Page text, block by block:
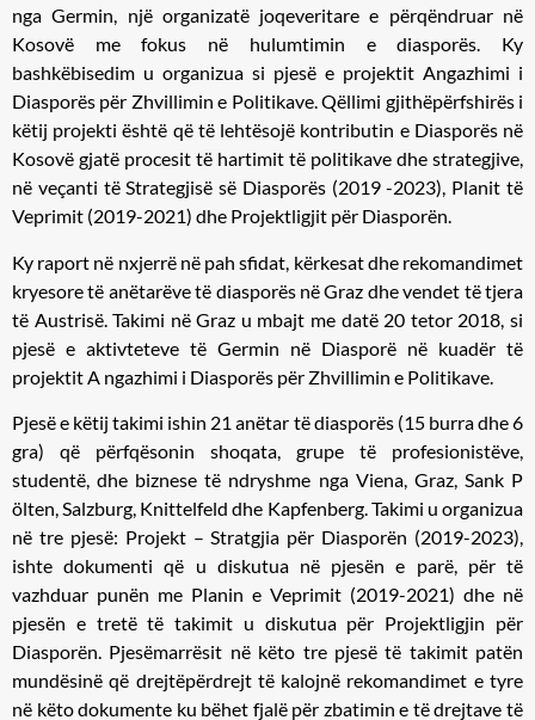
nga Germin, një organizatë joqeveritare e përqëndruar në
Kosovë me fokus në hulumtimin e diasporës. Ky
bashkëbisedim u organizua si pjesë e projektit ​Angazhimi i
Diasporës për Zhvillimin e Politikave​. Qëllimi gjithëpërfshirës i
këtij projekti është që të lehtësojë kontributin e Diasporës në
Kosovë gjatë procesit të hartimit të politikave dhe strategjive,
në veçanti të ​Strategjisë së Diasporës (2019 -2023), Planit të
Veprimit (2019-2021) dhe Projektligjit për Diasporën.
Ky raport në nxjerrë në pah sfidat, kërkesat dhe rekomandimet
kryesore të anëtarëve të diasporës në Graz dhe vendet të tjera
të Austrisë. Takimi në Graz u mbajt me datë 20 tetor 2018, si
pjesë e aktivteteve të Germin në Diasporë në kuadër të
projektit A​ ngazhimi i Diasporës për Zhvillimin e Politikave.
Pjesë e këtij takimi ishin 21 anëtar të diasporës (15 burra dhe 6
gra) që përfqësonin shoqata, grupe të profesionistëve,
studentë, dhe biznese të ndryshme nga Viena, Graz, Sank P​
ölten, Salzburg, Knittelfeld dhe Kapfenberg.​ Takimi u organizua
në tre pjesë: Projekt – Stratgjia për Diasporën (2019-2023),
ishte dokumenti që u diskutua në pjesën e parë, për të
vazhduar punën me Planin e Veprimit (2019-2021) dhe në
pjesën e tretë të takimit u diskutua për Projektligjin për
Diasporën. Pjesëmarrësit në këto tre pjesë të takimit patën
mundësinë që drejtëpërdrejt të kalojnë rekomandimet e tyre
në këto dokumente ku bëhet fjalë për zbatimin e të drejtave të